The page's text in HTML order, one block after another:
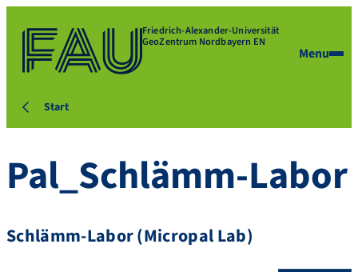
Friedrich-Alexander-Universität
GeoZentrum Nordbayern EN
Menu
Start
Pal_Schlämm-Labor
Schlämm-Labor (Micropal Lab)